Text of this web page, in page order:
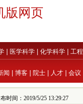
版网页
医学科学 化学科学 工
闻 博客 院士 人才 会议
时间：2019/5/25 13:29:27